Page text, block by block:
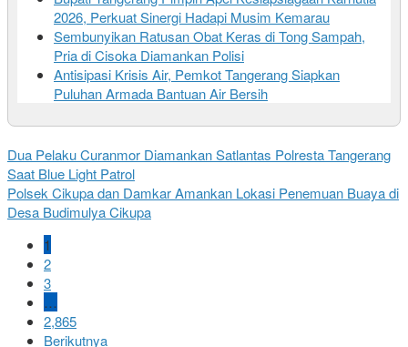
2026, Perkuat Sinergi Hadapi Musim Kemarau
Sembunyikan Ratusan Obat Keras di Tong Sampah,
Pria di Cisoka Diamankan Polisi
Antisipasi Krisis Air, Pemkot Tangerang Siapkan
Puluhan Armada Bantuan Air Bersih
Dua Pelaku Curanmor Diamankan Satlantas Polresta Tangerang
Saat Blue Light Patrol
Polsek Cikupa dan Damkar Amankan Lokasi Penemuan Buaya di
Desa Budimulya Cikupa
1
2
3
…
2,865
Berikutnya